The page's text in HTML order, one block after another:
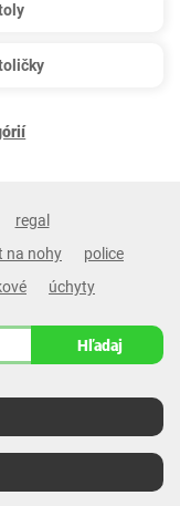
regal
na nohy
police
úchyty
Hľadaj